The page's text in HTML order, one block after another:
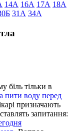
14А 16А 17А 18А
31А 34А
біль тільки в
пити воду перед
призначають
запитання: